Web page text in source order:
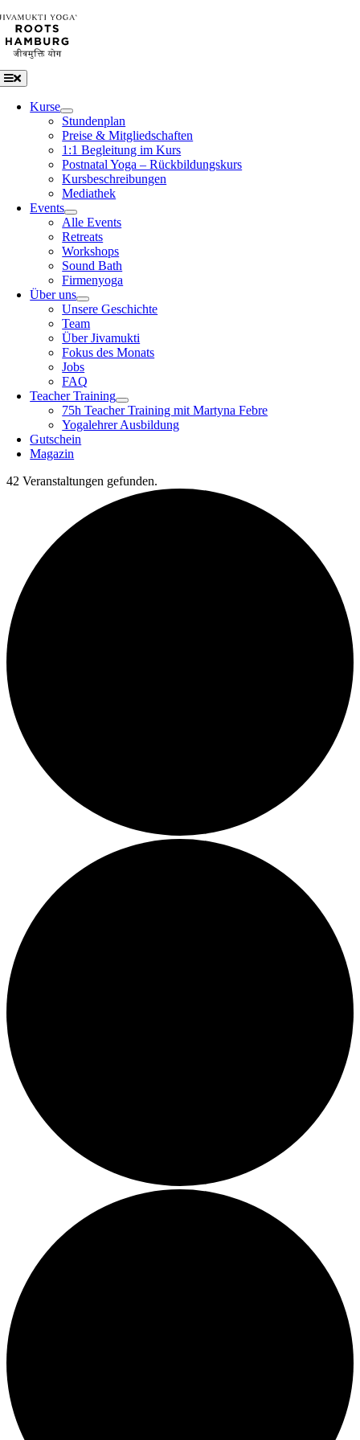
Zum
Inhalt
springen
Toggle
Navigation
Kurse
Stundenplan
Preise & Mitgliedschaften
1:1 Begleitung im Kurs
Postnatal Yoga – Rückbildungskurs
Kursbeschreibungen
Mediathek
Events
Alle Events
Retreats
Workshops
Sound Bath
Firmenyoga
Über uns
Unsere Geschichte
Team
Über Jivamukti
Fokus des Monats
Jobs
FAQ
Teacher Training
75h Teacher Training mit Martyna Febre
Yogalehrer Ausbildung
Gutschein
Magazin
42 Veranstaltungen gefunden.